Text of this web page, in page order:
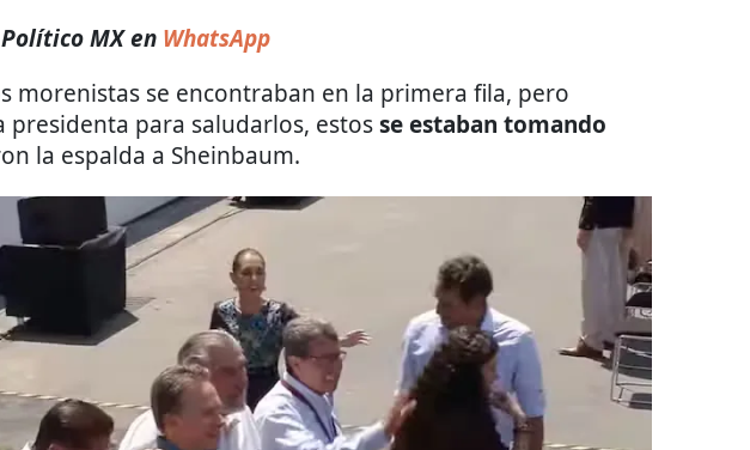
MX en WhatsApp
morenistas se encontraban en la primera fila, pero
presidenta para saludarlos, estosse estaban tomando
la espalda a Sheinbaum.